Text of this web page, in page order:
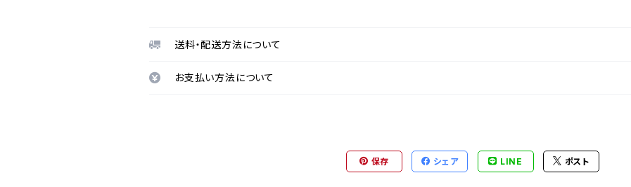
送料・配送方法について
お支払い方法について
保存 シェア LINE ポスト